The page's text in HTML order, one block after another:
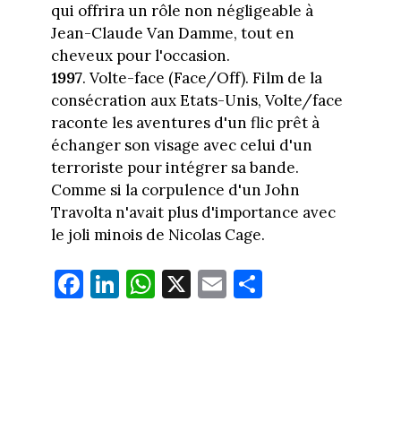
qui offrira un rôle non négligeable à
Jean-Claude Van Damme, tout en
cheveux pour l'occasion.
1997. Volte-face (Face/Off). Film de la
consécration aux Etats-Unis, Volte/face
raconte les aventures d'un flic prêt à
échanger son visage avec celui d'un
terroriste pour intégrer sa bande.
Comme si la corpulence d'un John
Travolta n'avait plus d'importance avec
le joli minois de Nicolas Cage.
Fa
ce
Li
nk
W
ha
X E
m
Pa